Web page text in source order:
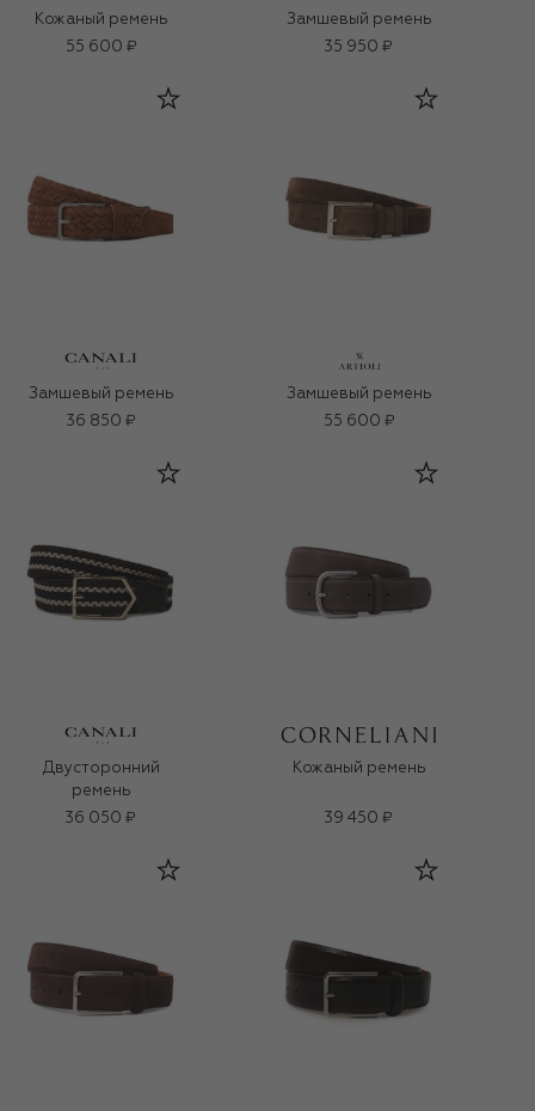
Кожаный ремень
55 600 ₽
Замшевый ремень
35 950 ₽
Замшевый ремень
36 850 ₽
Замшевый ремень
55 600 ₽
Двусторонний
ремень
36 050 ₽
Кожаный ремень
39 450 ₽